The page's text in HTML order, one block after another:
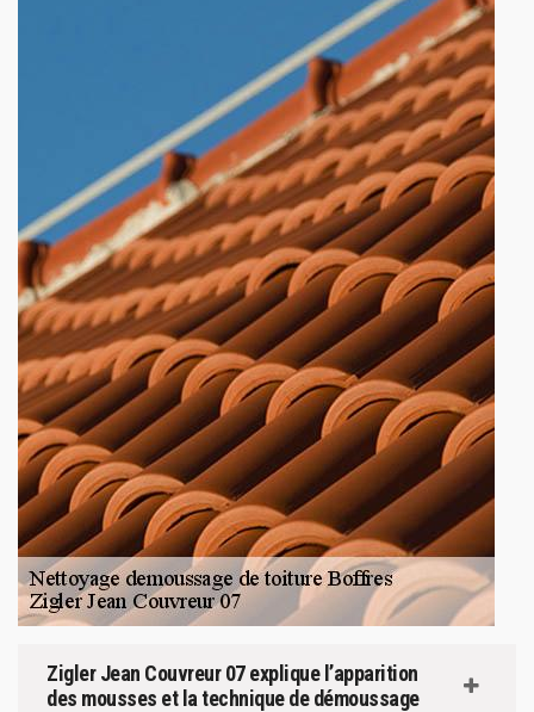
Zigler Jean Couvreur 07 explique l’apparition
des mousses et la technique de démoussage